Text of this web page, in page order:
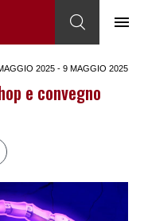
2025 - 9 MAGGIO 2025
e convegno